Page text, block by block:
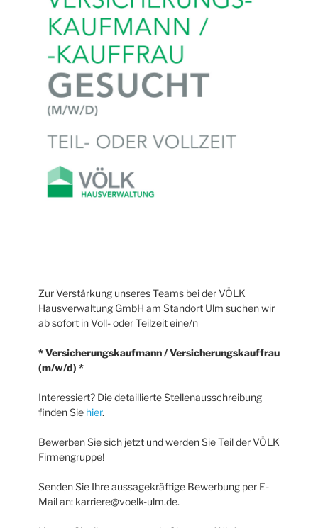
Zur Verstärkung unseres Teams bei der VÖLK
Hausverwaltung GmbH am Standort Ulm suchen wir
ab sofort in Voll- oder Teilzeit eine/n
* Versicherungskaufmann / Versicherungskauffrau
(m/w/d) *
Interessiert? Die detaillierte Stellenausschreibung
finden Sie hier.
Bewerben Sie sich jetzt und werden Sie Teil der VÖLK
Firmengruppe!
Senden Sie Ihre aussagekräftige Bewerbung per E-
Mail an: karriere@voelk-ulm.de.